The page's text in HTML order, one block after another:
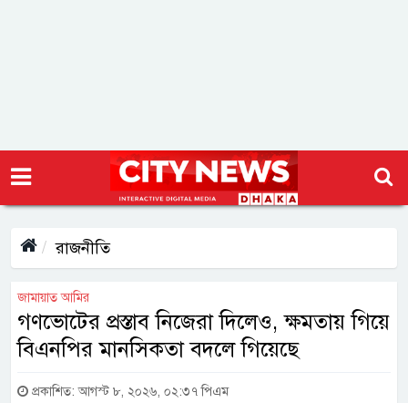
রাজনীতি
জামায়াত আমির
গণভোটের প্রস্তাব নিজেরা দিলেও, ক্ষমতায় গিয়ে
বিএনপির মানসিকতা বদলে গিয়েছে
প্রকাশিত: আগস্ট ৮, ২০২৬, ০২:৩৭ পিএম